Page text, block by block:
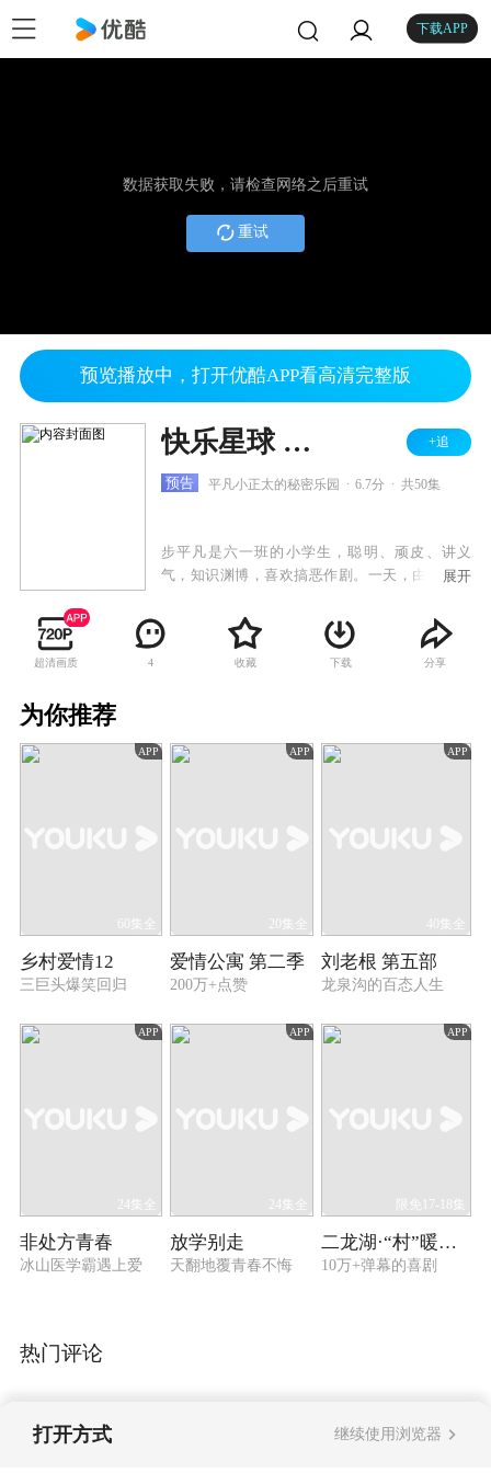
下载APP
数据获取失败，请检查网络之后重试
重试
预览播放中，打开优酷APP看高清完整版
快乐星球 第四部 +追
预告 平凡小正太的秘密乐园 6.7分 共50集
步平凡是六一班的小学生，聪明、顽皮、讲义
气，知识渊博，喜欢搞恶作剧。一天，由于一个
爸爸、妈妈万分着急，想了各种办法为步平凡治
病，都没有效果。步平凡的同学在万般无奈的情
况下，向快乐星球发出了求救信号。 摆脱了黑
王朝的时空穿梭机。老顽童爷爷收到步平凡爸爸
展开
超清画质 4 收藏 下载 分享
为你推荐
APP
60集全
乡村爱情12
三巨头爆笑回归
APP
20集全
爱情公寓 第二季
200万+点赞
APP
40集全
刘老根 第五部
龙泉沟的百态人生
APP
24集全
非处方青春
冰山医学霸遇上爱
APP
24集全
放学别走
天翻地覆青春不悔
APP
限免17-18集
二龙湖·“村”暖花开3
10万+弹幕的喜剧
热门评论
打开方式 继续使用浏览器